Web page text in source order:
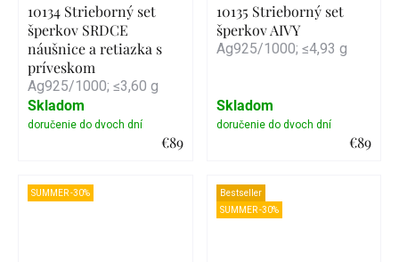
10134 Strieborný set
šperkov SRDCE
náušnice a retiazka s
príveskom
Ag925/1000; ≤3,60 g
€89
Skladom
10135 Strieborný set
šperkov AIVY
Ag925/1000; ≤4,93 g
€89
Skladom
SUMMER -30%
Bestseller
SUMMER -30%